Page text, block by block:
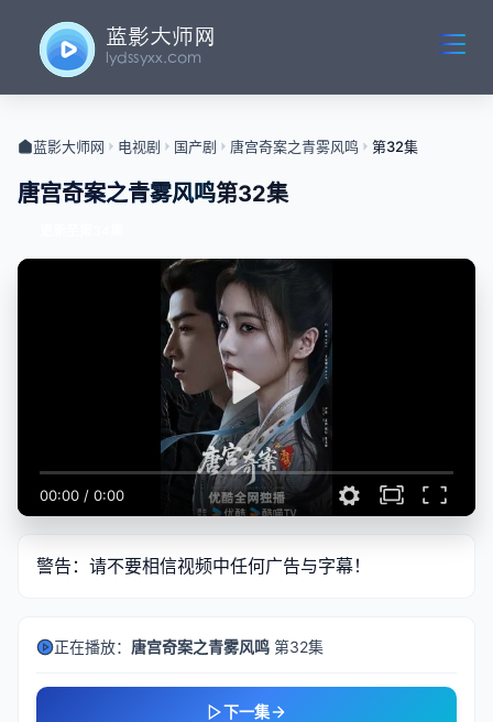
蓝影大师网 电视剧 国产剧 唐宫奇案之青雾风鸣 第32集
唐宫奇案之青雾风鸣第32集
00:00 / 0:00
警告：请不要相信视频中任何广告与字幕！
正在播放： 唐宫奇案之青雾风鸣 第32集
下一集